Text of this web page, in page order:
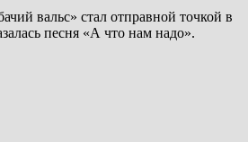
вальс» стал отправной точкой в
песня «А что нам надо».